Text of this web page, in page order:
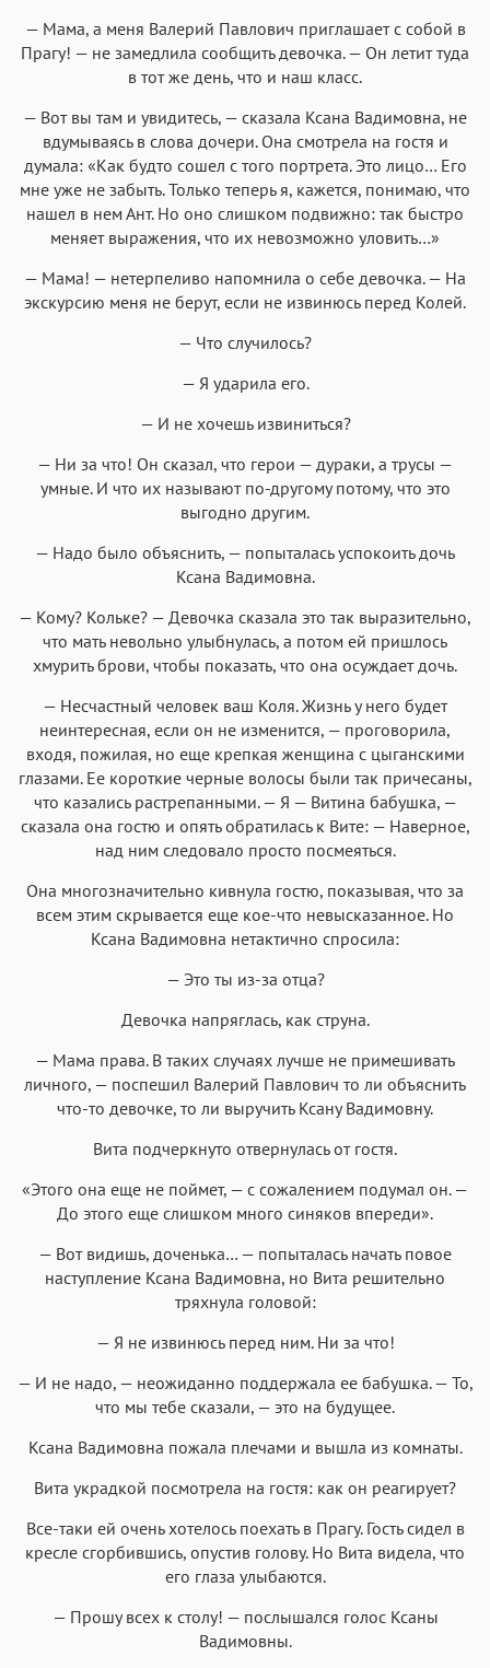
— Мама, а меня Валерий Павлович приглашает с собой в
Прагу! — не замедлила сообщить девочка. — Он летит туда
в тот же день, что и наш класс.
— Вот вы там и увидитесь, — сказала Ксана Вадимовна, не
вдумываясь в слова дочери. Она смотрела на гостя и
думала: «Как будто сошел с того портрета. Это лицо… Его
мне уже не забыть. Только теперь я, кажется, понимаю, что
нашел в нем Ант. Но оно слишком подвижно: так быстро
меняет выражения, что их невозможно уловить…»
— Мама! — нетерпеливо напомнила о себе девочка. — На
экскурсию меня не берут, если не извинюсь перед Колей.
— Что случилось?
— Я ударила его.
— И не хочешь извиниться?
— Ни за что! Он сказал, что герои — дураки, а трусы —
умные. И что их называют по-другому потому, что это
выгодно другим.
— Надо было объяснить, — попыталась успокоить дочь
Ксана Вадимовна.
— Кому? Кольке? — Девочка сказала это так выразительно,
что мать невольно улыбнулась, а потом ей пришлось
хмурить брови, чтобы показать, что она осуждает дочь.
— Несчастный человек ваш Коля. Жизнь у него будет
неинтересная, если он не изменится, — проговорила,
входя, пожилая, но еще крепкая женщина с цыганскими
глазами. Ее короткие черные волосы были так причесаны,
что казались растрепанными. — Я — Витина бабушка, —
сказала она гостю и опять обратилась к Вите: — Наверное,
над ним следовало просто посмеяться.
Она многозначительно кивнула гостю, показывая, что за
всем этим скрывается еще кое-что невысказанное. Но
Ксана Вадимовна нетактично спросила:
— Это ты из-за отца?
Девочка напряглась, как струна.
— Мама права. В таких случаях лучше не примешивать
личного, — поспешил Валерий Павлович то ли объяснить
что-то девочке, то ли выручить Ксану Вадимовну.
Вита подчеркнуто отвернулась от гостя.
«Этого она еще не поймет, — с сожалением подумал он. —
До этого еще слишком много синяков впереди».
— Вот видишь, доченька… — попыталась начать повое
наступление Ксана Вадимовна, но Вита решительно
тряхнула головой:
— Я не извинюсь перед ним. Ни за что!
— И не надо, — неожиданно поддержала ее бабушка. — То,
что мы тебе сказали, — это на будущее.
Ксана Вадимовна пожала плечами и вышла из комнаты.
Вита украдкой посмотрела на гостя: как он реагирует?
Все-таки ей очень хотелось поехать в Прагу. Гость сидел в
кресле сгорбившись, опустив голову. Но Вита видела, что
его глаза улыбаются.
— Прошу всех к столу! — послышался голос Ксаны
Вадимовны.